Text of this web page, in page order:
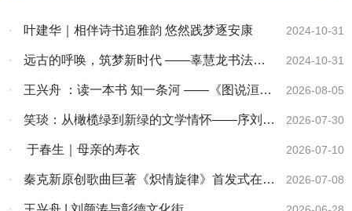
· 叶建华｜相伴诗书追雅韵 悠然践梦逐安康 2024-10-31
·
远古的呼唤，筑梦新时代 ——辜慧龙书法作
品展在广州市青年文化宫隆重开幕
2024-10-31
·
王兴舟 ：读一本书 知一条河 ——《图说洹
河》序
2026-08-05
·
笑琰：从橄榄绿到新绿的文学情怀——序刘玉
海诗集《生命的原色》
2026-07-30
· 于春生｜母亲的寿衣 2026-07-10
·
秦克新原创歌曲巨著《炽情旋律》首发式在淄
博举行
2026-07-08